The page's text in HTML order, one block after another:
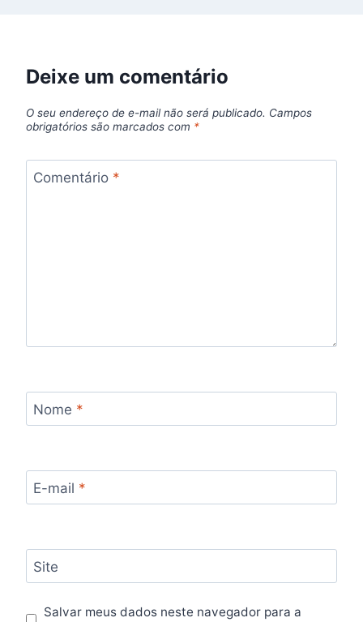
Deixe um comentário
O seu endereço de e-mail não será publicado. Campos
obrigatórios são marcados com *
Comentário *
Nome *
E-mail *
Site
Salvar meus dados neste navegador para a